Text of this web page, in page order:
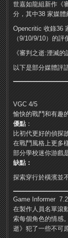
世嘉如龍組新作《
分，其中38 家媒體
Opencritic 收錄36
（9/10/9/10）的評
《審判之逝:湮滅
以下是部分媒體評
VGC 4/5
愉快的戰鬥和有趣
優點 ：
比初代更好的偵探
在戰鬥風格上更多
部分學校迷你游戲
缺點：
探索穿行於橫濱並
Game Informer
在製作人員名單滾
索每個角色的情感
逝》犯了一些不可